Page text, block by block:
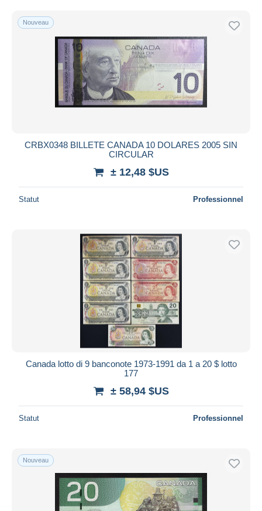
Nouveau
CRBX0348 BILLETE CANADA 10 DOLARES 2005 SIN
CIRCULAR
± 12,48 $US
Statut Professionnel
Canada lotto di 9 banconote 1973-1991 da 1 a 20 $ lotto
177
± 58,94 $US
Statut Professionnel
Nouveau